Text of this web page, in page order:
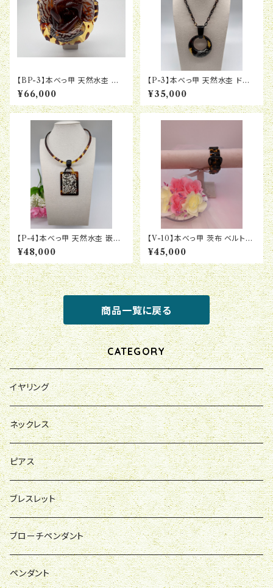
【BP-3】本べっ甲 天然水杢 上
茨布 八重バラ ブローチペンダ
ント
¥66,000
【P-3】本べっ甲 天然水杢 ドー
ナツ リバーシブル ペンダント
¥35,000
【P-4】本べっ甲 天然水杢 嵌め
込み 長方形 ペンダント
¥48,000
【V-10】本べっ甲 茨布 ベルト型
ブレスレット
¥45,000
商品一覧に戻る
CATEGORY
イヤリング
ネックレス
ピアス
ブレスレット
ブローチペンダント
ペンダント